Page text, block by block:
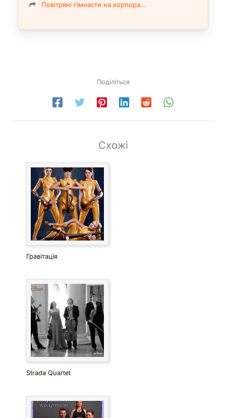
Повітряні гімнасти на корпора…
Поділіться
Схожі
Гравітація
Strada Quartet